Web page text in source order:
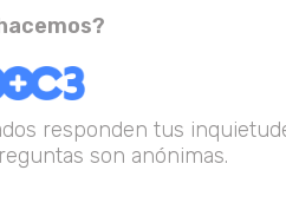
responden tus
son anónimas.